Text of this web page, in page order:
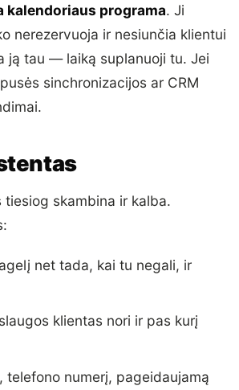
kalendoriaus programa. Ji
nerezervuoja ir nesiunčia klientui
ją tau — laiką suplanuoji tu. Jei
sinchronizacijos ar CRM
skambina ir kalba.
net tada, kai tu negali, ir
klientas nori ir pas kurį
numerį, pageidaujamą